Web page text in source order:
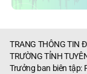
TRANG THÔNG TIN
TRƯỜNG TỈNH
Trưởng ban biên tập: